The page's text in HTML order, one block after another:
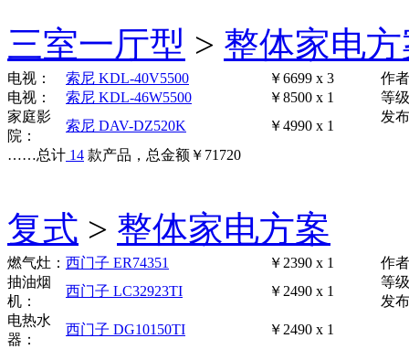
三室一厅型 > 整体家电
电视： 索尼 KDL-40V5500
￥6699 x 3
电视：
索尼 KDL-46W5500
￥8500 x 1
家庭影
院：
索尼 DAV-DZ520K
￥4990 x 1
……总计 14 款产品，总金额 ￥ 71720
作
等
发
复式 > 整体家电方案
燃气灶： 西门子 ER74351
￥2390 x 1
抽油烟
机：
西门子 LC32923TI
￥2490 x 1
电热水
器：
西门子 DG10150TI
￥2490 x 1
作
等
发